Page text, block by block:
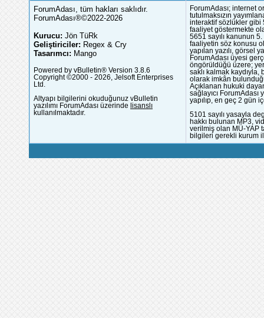
ForumAdası, tüm hakları saklıdır.
ForumAdası®©2022-2026
Kurucu: Jön TüRk
Geliştiriciler: Regex & Cry
Tasarımcı: Mango
Powered by vBulletin® Version 3.8.6
Copyright ©2000 - 2026, Jelsoft Enterprises
Ltd.
Altyapı bilgilerini okuduğunuz vBulletin
yazılımı ForumAdası üzerinde lisanslı
kullanılmaktadır.
ForumAdası; internet
tutulmaksızın
interaktif sözlükler gibi
faaliyet göstermekte
5651 sayılı kanunun
faaliyetin söz konusu
yapılan yazılı, görsel
ForumAdası üyesi
öngörüldüğü üzere;
saklı kalmak
olarak imkân
Açıklanan hukuki
sağlayıcı
yapılıp, en geç 2 gün
5101 sayılı yasayla
hakkı bulunan MP3,
verilmiş olan MÜ-YAP
bilgileri gerekli kurum